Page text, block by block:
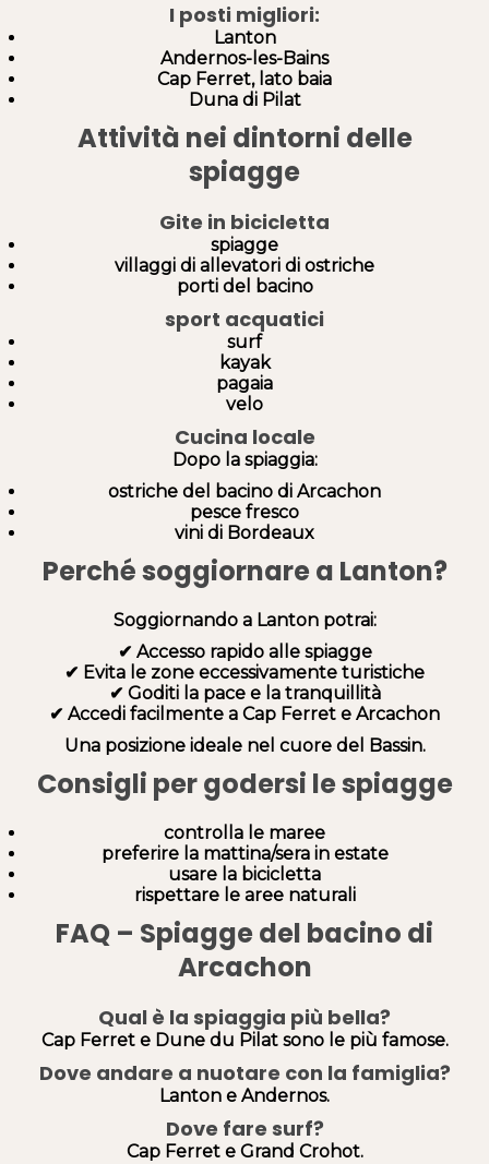
I posti migliori:
Lanton
Andernos-les-Bains
Cap Ferret, lato baia
Duna di Pilat
Attività nei dintorni delle
spiagge
Gite in bicicletta
spiagge
villaggi di allevatori di ostriche
porti del bacino
sport acquatici
surf
kayak
pagaia
velo
Cucina locale
Dopo la spiaggia:
ostriche del bacino di Arcachon
pesce fresco
vini di Bordeaux
Perché soggiornare a Lanton?
Soggiornando a Lanton potrai:
✔ Accesso rapido alle spiagge
✔ Evita le zone eccessivamente turistiche
✔ Goditi la pace e la tranquillità
✔ Accedi facilmente a Cap Ferret e Arcachon
Una posizione ideale nel cuore del Bassin.
Consigli per godersi le spiagge
controlla le maree
preferire la mattina/sera in estate
usare la bicicletta
rispettare le aree naturali
FAQ – Spiagge del bacino di
Arcachon
Qual è la spiaggia più bella?
Cap Ferret e Dune du Pilat sono le più famose.
Dove andare a nuotare con la famiglia?
Lanton e Andernos.
Dove fare surf?
Cap Ferret e Grand Crohot.